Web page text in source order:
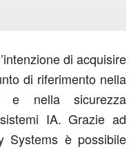
di acquisire
di riferimento nella
e nella sicurezza
IA. Grazie ad
Systems è possibile